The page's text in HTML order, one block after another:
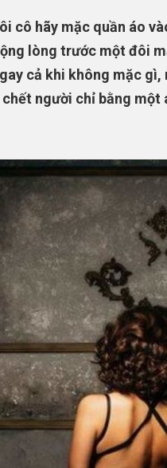
cô hãy mặc quần áo
lòng trước một đôi
cả khi không mặc gì,
người chỉ bằng một